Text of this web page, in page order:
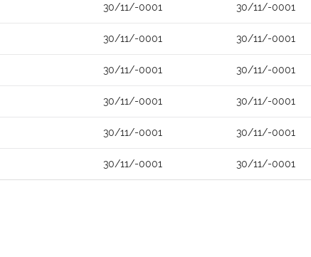
30/11/-0001 30/11/-0001
30/11/-0001 30/11/-0001
30/11/-0001 30/11/-0001
30/11/-0001 30/11/-0001
30/11/-0001 30/11/-0001
30/11/-0001 30/11/-0001